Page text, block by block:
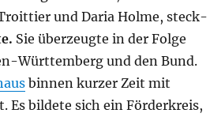
und Daria Hol­me, steck­
Sie über­zeug­te in der Fol­ge
Würt­tem­berg und den Bund.
bin­nen kur­zer Zeit mit
Es bil­de­te sich ein För­der­kreis,